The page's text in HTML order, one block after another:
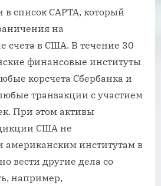
в список CAPTA, который
на
счета в США. В течение 30
финансовые институты
корсчета Сбербанка и
транзакции с участием
При этом активы
США не
американским институтам в
вести другие дела со
например,